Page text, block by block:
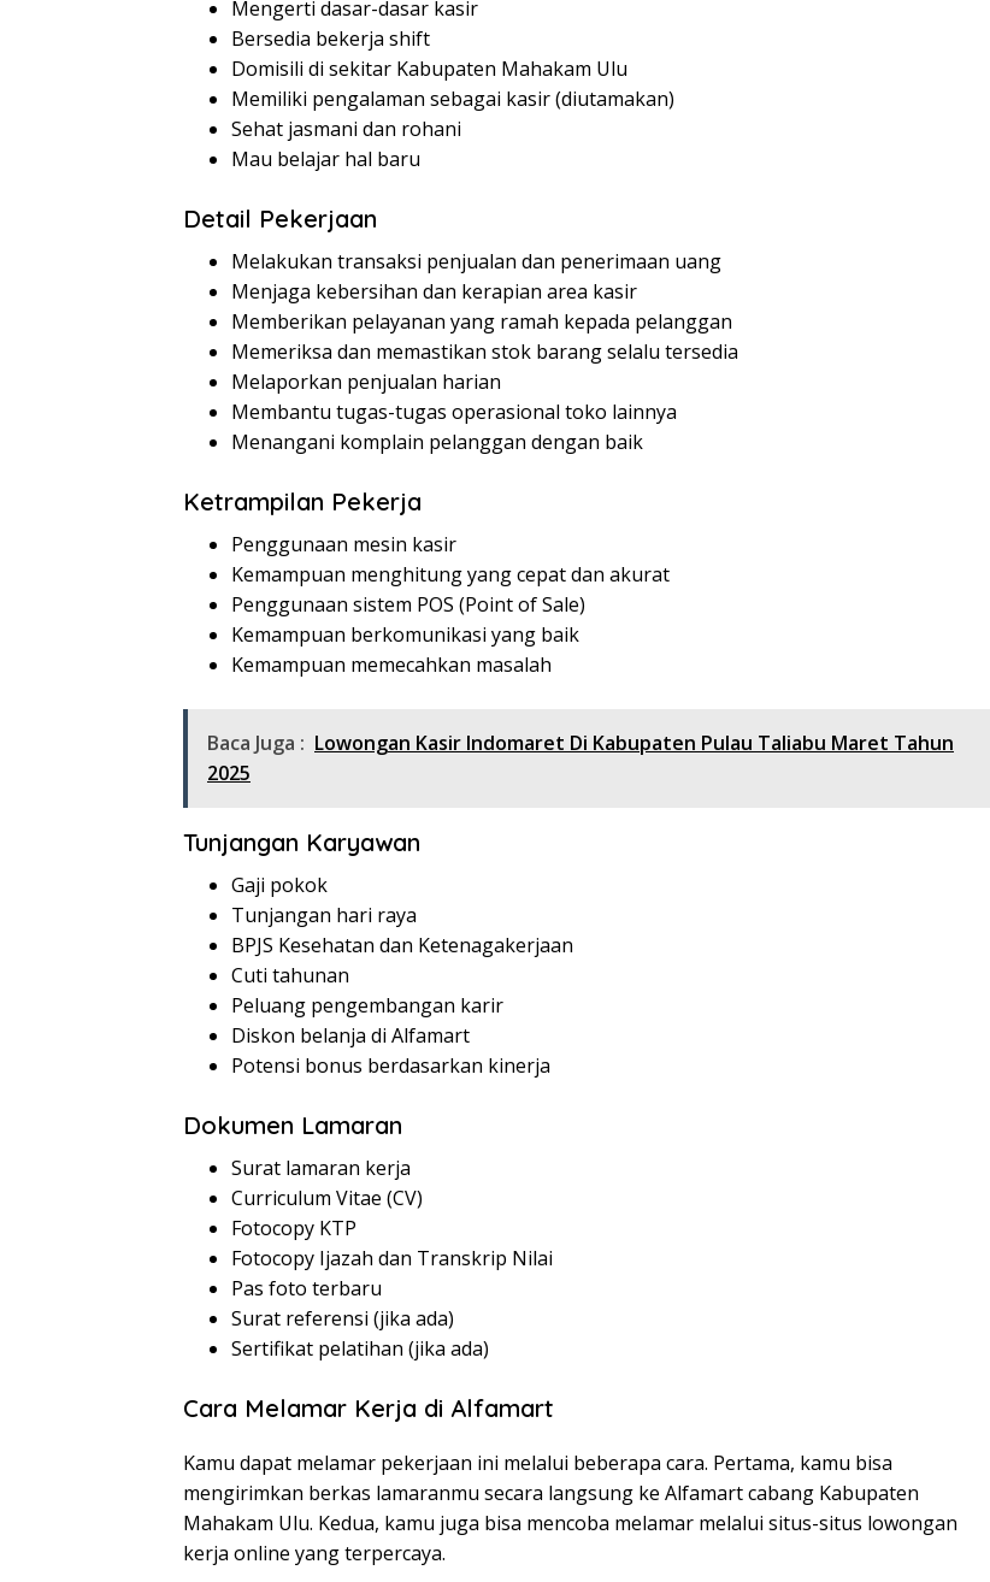
Mengerti dasar-dasar kasir
Bersedia bekerja shift
Domisili di sekitar Kabupaten Mahakam Ulu
Memiliki pengalaman sebagai kasir (diutamakan)
Sehat jasmani dan rohani
Mau belajar hal baru
Detail Pekerjaan
Melakukan transaksi penjualan dan penerimaan uang
Menjaga kebersihan dan kerapian area kasir
Memberikan pelayanan yang ramah kepada pelanggan
Memeriksa dan memastikan stok barang selalu tersedia
Melaporkan penjualan harian
Membantu tugas-tugas operasional toko lainnya
Menangani komplain pelanggan dengan baik
Ketrampilan Pekerja
Penggunaan mesin kasir
Kemampuan menghitung yang cepat dan akurat
Penggunaan sistem POS (Point of Sale)
Kemampuan berkomunikasi yang baik
Kemampuan memecahkan masalah
Baca Juga : Lowongan Kasir Indomaret Di Kabupaten Pulau Taliabu Maret Tahun
2025
Tunjangan Karyawan
Gaji pokok
Tunjangan hari raya
BPJS Kesehatan dan Ketenagakerjaan
Cuti tahunan
Peluang pengembangan karir
Diskon belanja di Alfamart
Potensi bonus berdasarkan kinerja
Dokumen Lamaran
Surat lamaran kerja
Curriculum Vitae (CV)
Fotocopy KTP
Fotocopy Ijazah dan Transkrip Nilai
Pas foto terbaru
Surat referensi (jika ada)
Sertifikat pelatihan (jika ada)
Cara Melamar Kerja di Alfamart
Kamu dapat melamar pekerjaan ini melalui beberapa cara. Pertama, kamu bisa
mengirimkan berkas lamaranmu secara langsung ke Alfamart cabang Kabupaten
Mahakam Ulu. Kedua, kamu juga bisa mencoba melamar melalui situs-situs lowongan
kerja online yang terpercaya.